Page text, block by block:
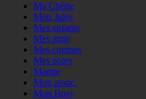
Ma Chérie
Mon Jules
Mes enfants
Mes amis
Mes copines
Mes potes
Mamie
Mon assoc.
Mon Boss